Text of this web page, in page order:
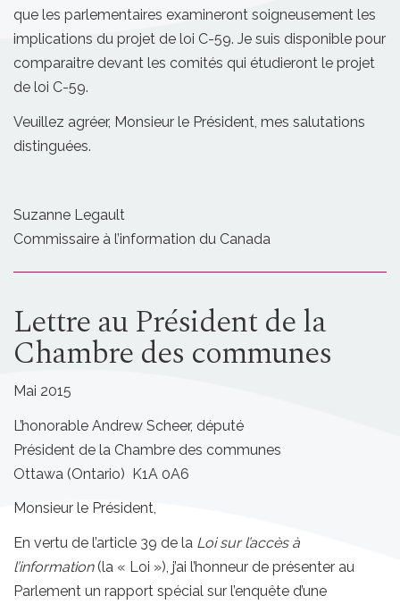
que les parlementaires examineront soigneusement les
implications du projet de loi C-59. Je suis disponible pour
comparaitre devant les comités qui étudieront le projet
de loi C-59.
Veuillez agréer, Monsieur le Président, mes salutations
distinguées.
Suzanne Legault
Commissaire à l’information du Canada
Lettre au Président de la
Chambre des communes
Mai 2015
L’honorable Andrew Scheer, député
Président de la Chambre des communes
Ottawa (Ontario) K1A 0A6
Monsieur le Président,
En vertu de l’article 39 de la Loi sur l’accès à
l’information(la « Loi »), j’ai l’honneur de présenter au
Parlement un rapport spécial sur l’enquête d’une